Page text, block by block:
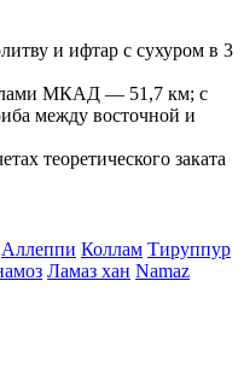
и ифтар с сухуром в 3
МКАД — 51,7 км; с
между восточной и
теоретического заката
Аллеппи Коллам Тируппур
Ламаз хан Namaz